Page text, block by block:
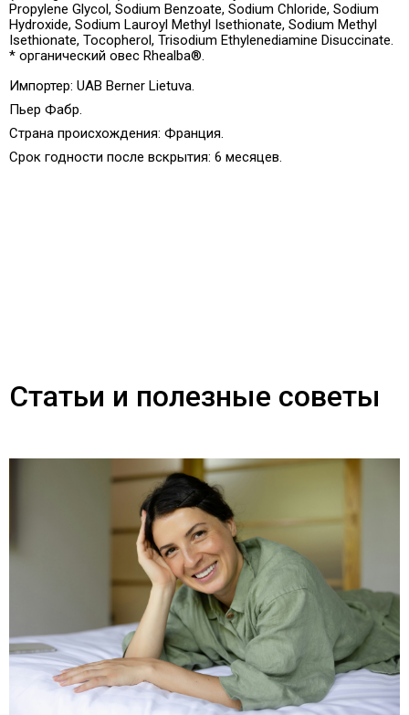
Propylene Glycol, Sodium Benzoate, Sodium Chloride, Sodium
Hydroxide, Sodium Lauroyl Methyl Isethionate, Sodium Methyl
Isethionate, Tocopherol, Trisodium Ethylenediamine Disuccinate.
* органический овес Rhealba®.
Импортер: UAB Berner Lietuva.
Пьер Фабр.
Страна происхождения: Франция.
Срок годности после вскрытия: 6 месяцев
Статьи и полезные советы